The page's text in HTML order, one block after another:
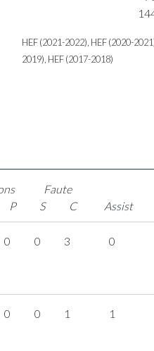
HEF (2021-2022), HEF (2020-
2019), HEF (2017-2018)
P
Faute
S
C Assist
0 0 3 0
0 0 1 1